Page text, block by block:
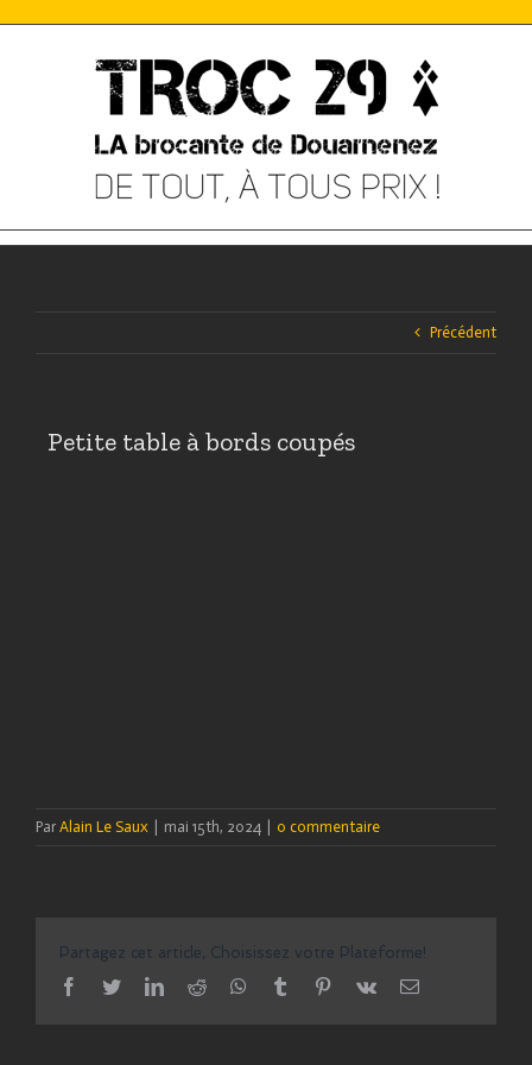
Précédent
Petite table à bords coupés
Par Alain Le Saux mai 15th, 2024 0 commentaire
Partagez cet article, Choisissez votre Plateforme!
facebook
twitterlinkedinreddit whatsapptumblr pinterest
vk Email